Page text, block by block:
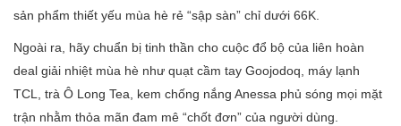
sản phẩm thiết yếu mùa hè rẻ “sập sàn” chỉ dưới 66K.
Ngoài ra, hãy chuẩn bị tinh thần cho cuộc đổ bộ của liên hoàn
deal giải nhiệt mùa hè như quạt cầm tay Goojodoq, máy lạnh
TCL, trà Ô Long Tea, kem chống nắng Anessa phủ sóng mọi mặt
trận nhằm thỏa mãn đam mê “chốt đơn” của người dùng.